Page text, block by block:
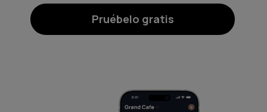
Pruébelo gratis